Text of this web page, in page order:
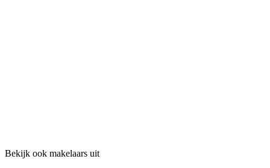
Bekijk ook makelaars uit